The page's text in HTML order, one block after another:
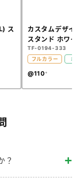
ス
カスタムデザイ
スタンド ホワイ
TF-0194-333
フルカラー
名入
@110
？